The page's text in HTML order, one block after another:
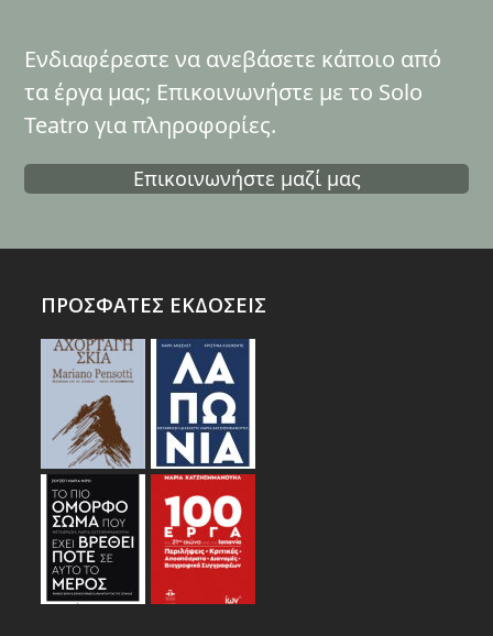
Ενδιαφέρεστε να ανεβάσετε κάποιο από
τα έργα μας; Επικοινωνήστε με το Solo
Teatro για πληροφορίες.
Επικοινωνήστε μαζί μας
ΠΡΟΣΦΑΤΕΣ ΕΚΔΟΣΕΙΣ